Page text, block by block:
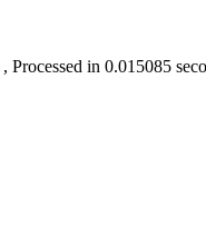
, Processed in 0.015085